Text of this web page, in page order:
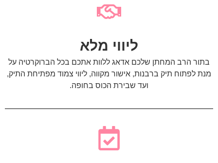
ליווי מלא
בתור הרב המחתן שלכם אדאג ללוות אתכם בכל הברוקרטיה על
מנת לפתוח תיק ברבנות, אישור מקווה, ליווי צמוד מפתיחת התיק,
ועד שבירת הכוס בחופה.